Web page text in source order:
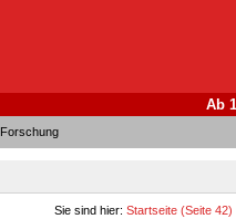
Ab
Forschung
Sie sind hier:Startseite (Seite 42)